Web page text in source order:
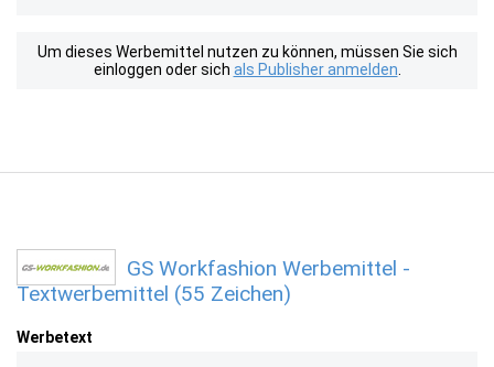
Um dieses Werbemittel nutzen zu können, müssen Sie sich
einloggen oder sich als Publisher anmelden
GS Workfashion Werbemittel -
Textwerbemittel (55 Zeichen)
Werbetext